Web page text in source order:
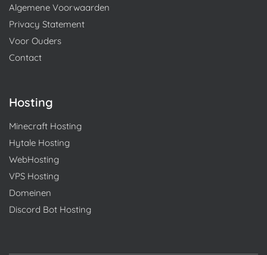
Algemene Voorwaarden
Privacy Statement
Voor Ouders
Contact
Hosting
Minecraft Hosting
Hytale Hosting
WebHosting
VPS Hosting
Domeinen
Discord Bot Hosting